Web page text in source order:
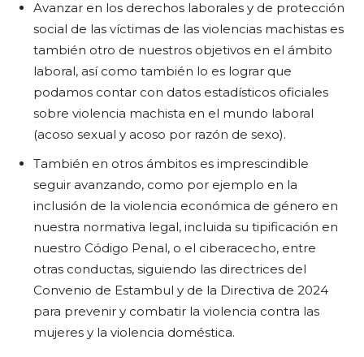
Avanzar en los derechos laborales y de protección
social de las víctimas de las violencias machistas es
también otro de nuestros objetivos en el ámbito
laboral, así como también lo es lograr que
podamos contar con datos estadísticos oficiales
sobre violencia machista en el mundo laboral
(acoso sexual y acoso por razón de sexo).
También en otros ámbitos es imprescindible
seguir avanzando, como por ejemplo en la
inclusión de la violencia económica de género en
nuestra normativa legal, incluida su tipificación en
nuestro Código Penal, o el ciberacecho, entre
otras conductas, siguiendo las directrices del
Convenio de Estambul y de la Directiva de 2024
para prevenir y combatir la violencia contra las
mujeres y la violencia doméstica.